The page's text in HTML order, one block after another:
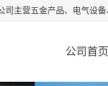
公司首页